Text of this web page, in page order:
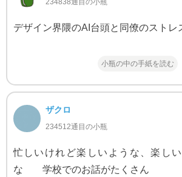
234838通目の小瓶
デザイン界隈のAI台頭と同僚のストレ
小瓶の中の手紙を読む
ザクロ
234512通目の小瓶
忙しいけれど楽しいような、楽し
な 学校でのお話がたくさん